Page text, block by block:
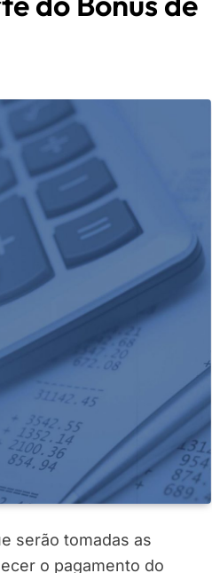
serão tomadas as
o pagamento do